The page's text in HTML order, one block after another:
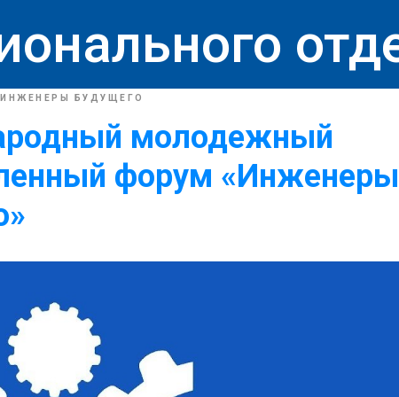
ИНЖЕНЕРЫ БУДУЩЕГО
молодежный
форум «Инженеры